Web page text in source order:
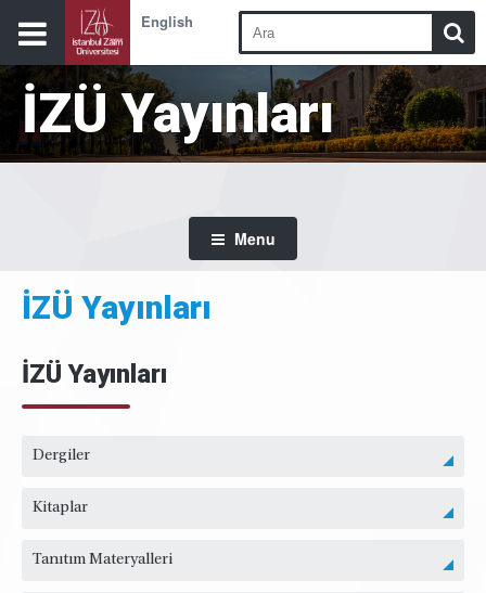
English
İZÜ Yayınları
Menu
İZÜ Yayınları
İZÜ Yayınları
Dergiler
Kitaplar
Tanıtım Materyalleri